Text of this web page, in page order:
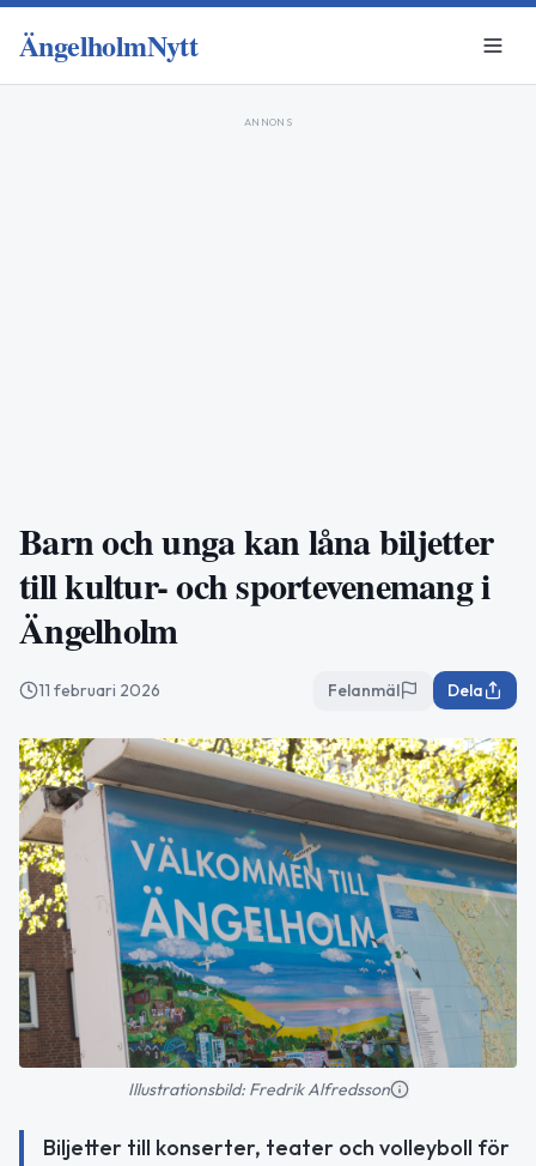
ÄngelholmNytt
ANNONS
Barn och unga kan låna biljetter
till kultur- och sportevenemang i
Ängelholm
11 februari 2026 Felanmäl Dela
Illustrationsbild: Fredrik Alfredsson
Biljetter till konserter, teater och volleyboll för